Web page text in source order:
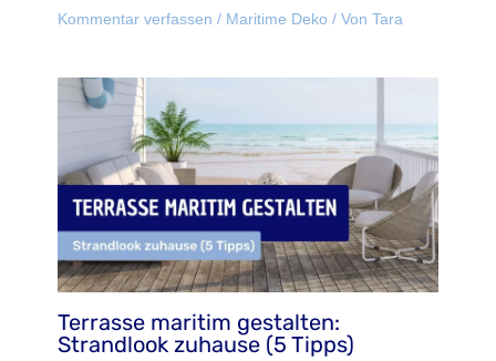
Kommentar verfassen / Maritime Deko / Von Tara
Terrasse maritim gestalten:
Strandlook zuhause (5 Tipps)